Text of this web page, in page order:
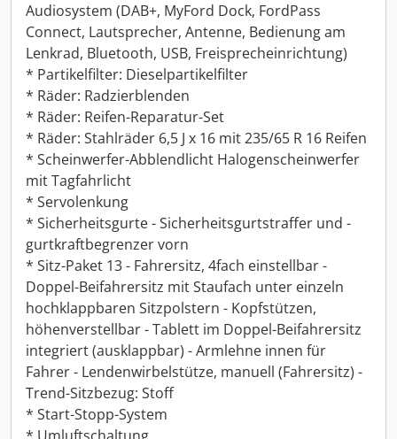
Audiosystem (DAB+, MyFord Dock, FordPass
Connect, Lautsprecher, Antenne, Bedienung am
Lenkrad, Bluetooth, USB, Freisprecheinrichtung)
* Partikelfilter: Dieselpartikelfilter
* Räder: Radzierblenden
* Räder: Reifen-Reparatur-Set
* Räder: Stahlräder 6,5 J x 16 mit 235/65 R 16 Reifen
* Scheinwerfer-Abblendlicht Halogenscheinwerfer
mit Tagfahrlicht
* Servolenkung
* Sicherheitsgurte - Sicherheitsgurtstraffer und -
gurtkraftbegrenzer vorn
* Sitz-Paket 13 - Fahrersitz, 4fach einstellbar -
Doppel-Beifahrersitz mit Staufach unter einzeln
hochklappbaren Sitzpolstern - Kopfstützen,
höhenverstellbar - Tablett im Doppel-Beifahrersitz
integriert (ausklappbar) - Armlehne innen für
Fahrer - Lendenwirbelstütze, manuell (Fahrersitz) -
Trend-Sitzbezug: Stoff
* Start-Stopp-System